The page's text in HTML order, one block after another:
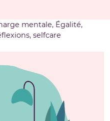
mentale, Égalité,
,selfcare